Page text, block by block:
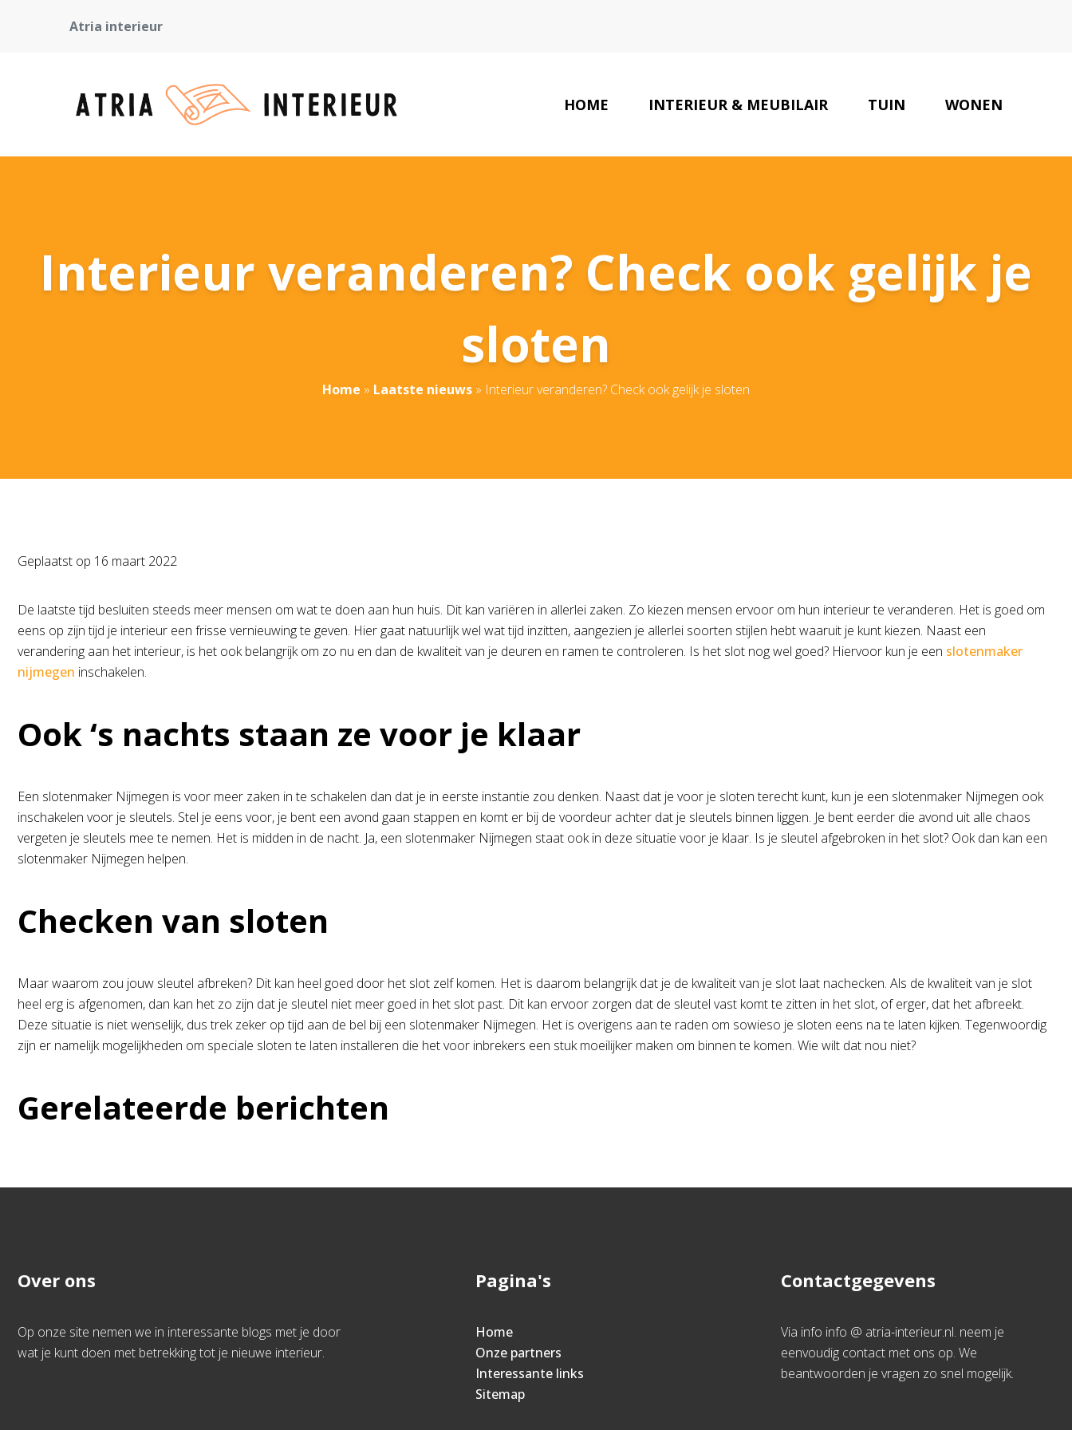
Atria interieur
HOME INTERIEUR & MEUBILAIR TUIN WONEN
Interieur veranderen? Check ook gelijk je
sloten
Home » Laatste nieuws » Interieur veranderen? Check ook gelijk je sloten
Geplaatst op 16 maart 2022
De laatste tijd besluiten steeds meer mensen om wat te doen aan hun huis. Dit kan variëren in allerlei zaken. Zo kiezen mensen ervoor om hun interieur te veranderen. Het is goed om
eens op zijn tijd je interieur een frisse vernieuwing te geven. Hier gaat natuurlijk wel wat tijd inzitten, aangezien je allerlei soorten stijlen hebt waaruit je kunt kiezen. Naast een
verandering aan het interieur, is het ook belangrijk om zo nu en dan de kwaliteit van je deuren en ramen te controleren. Is het slot nog wel goed? Hiervoor kun je een slotenmaker
nijmegen inschakelen.
Ook ‘s nachts staan ze voor je klaar
Een slotenmaker Nijmegen is voor meer zaken in te schakelen dan dat je in eerste instantie zou denken. Naast dat je voor je sloten terecht kunt, kun je een slotenmaker Nijmegen ook
inschakelen voor je sleutels. Stel je eens voor, je bent een avond gaan stappen en komt er bij de voordeur achter dat je sleutels binnen liggen. Je bent eerder die avond uit alle chaos
vergeten je sleutels mee te nemen. Het is midden in de nacht. Ja, een slotenmaker Nijmegen staat ook in deze situatie voor je klaar. Is je sleutel afgebroken in het slot? Ook dan kan een
slotenmaker Nijmegen helpen.
Checken van sloten
Maar waarom zou jouw sleutel afbreken? Dit kan heel goed door het slot zelf komen. Het is daarom belangrijk dat je de kwaliteit van je slot laat nachecken. Als de kwaliteit van je slot
heel erg is afgenomen, dan kan het zo zijn dat je sleutel niet meer goed in het slot past. Dit kan ervoor zorgen dat de sleutel vast komt te zitten in het slot, of erger, dat het afbreekt.
Deze situatie is niet wenselijk, dus trek zeker op tijd aan de bel bij een slotenmaker Nijmegen. Het is overigens aan te raden om sowieso je sloten eens na te laten kijken. Tegenwoordig
zijn er namelijk mogelijkheden om speciale sloten te laten installeren die het voor inbrekers een stuk moeilijker maken om binnen te komen. Wie wilt dat nou niet?
Gerelateerde berichten
Over ons
Op onze site nemen we in interessante blogs met je door
wat je kunt doen met betrekking tot je nieuwe interieur.
Pagina's
Home
Onze partners
Interessante links
Sitemap
Contactgegevens
Via info info @ atria-interieur.nl. neem je
eenvoudig contact met ons op. We
beantwoorden je vragen zo snel mogelijk.